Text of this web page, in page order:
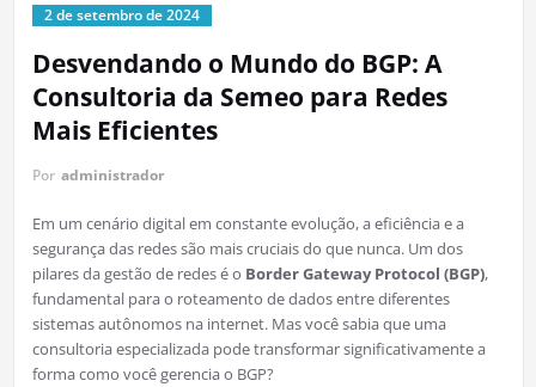
2 de setembro de 2024
Desvendando o Mundo do BGP: A
Consultoria da Semeo para Redes
Mais Eficientes
Por administrador
Em um cenário digital em constante evolução, a eficiência e a
segurança das redes são mais cruciais do que nunca. Um dos
pilares da gestão de redes é o Border Gateway Protocol (BGP),
fundamental para o roteamento de dados entre diferentes
sistemas autônomos na internet. Mas você sabia que uma
consultoria especializada pode transformar significativamente a
forma como você gerencia o BGP?